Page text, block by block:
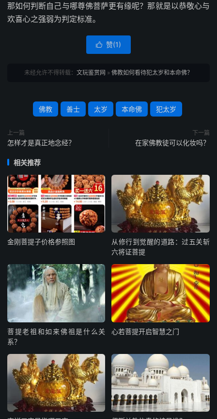
那如何判断自己与哪尊佛菩萨更有缘呢？那就是以恭敬心与
欢喜心之强弱为判定标准。
 赞(1)
未经允许不得转载： 文玩鉴赏网 » 佛教如何看待犯太岁和本命佛？
佛教 善士 太岁 本命佛 犯太岁
上一篇
怎样才是真正地念经？
下一篇
在家佛教徒可以化妆吗？
相关推荐
金刚菩提子价格参照图
从修行到觉醒的道路：过五关斩
六将证菩提
菩提老祖和如来佛祖是什么关
系？
心若菩提开启智慧之门